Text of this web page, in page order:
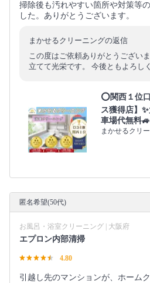
掃除後も汚れやすい箇所や対策等
した。ありがとうございます。
まかせるクリーニングの返信
この度はご依頼ありがとうござい
立てて光栄です。 今後ともよろし
⭕関西１位
ス獲得店】
車場代無料🚙
まかせるクリ
匿名希望(50代)
お風呂・浴室クリーニング | 大阪府
エプロン内部清掃
4.80
引越し先のマンションが、ホーム